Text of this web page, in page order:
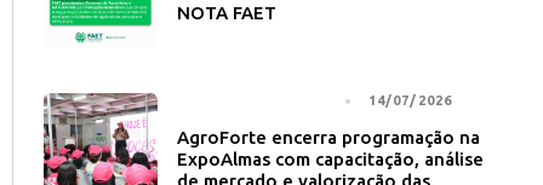
NOTA FAET
14/07/2026
AgroForte encerra programação na
ExpoAlmas com capacitação, análise